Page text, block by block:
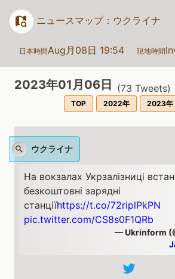
ニュースマップ：ウクライナ
日本時間Aug月08日 19:54 現地時間
2023年01月06日 (73 Tweets)
TOP 2022年 2023年
ウクライナ
На вокзалах Укрзалізниці
безкоштовні зарядні
станціїhttps://t.co/72riplPkPN
pic.twitter.com/CS8s0F1QRb
— Ukrinform